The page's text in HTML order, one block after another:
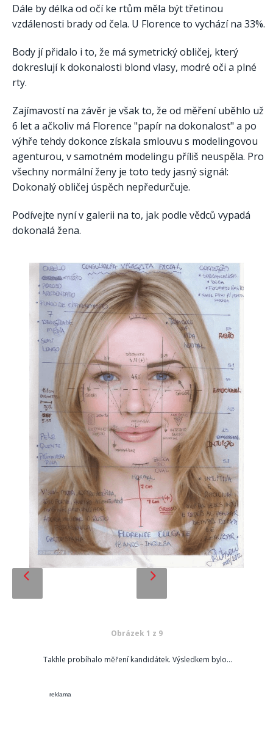
Dále by délka od očí ke rtům měla být třetinou
vzdálenosti brady od čela. U Florence to vychází na 33%.
Body jí přidalo i to, že má symetrický obličej, který
dokreslují k dokonalosti blond vlasy, modré oči a plné
rty.
Zajímavostí na závěr je však to, že od měření uběhlo už
6 let a ačkoliv má Florence "papír na dokonalost" a po
výhře tehdy dokonce získala smlouvu s modelingovou
agenturou, v samotném modelingu příliš neuspěla. Pro
všechny normální ženy je toto tedy jasný signál:
Dokonalý obličej úspěch nepředurčuje.
Podívejte nyní v galerii na to, jak podle vědců vypadá
dokonalá žena.
Obrázek 1 z 9
Takhle probíhalo měření kandidátek. Výsledkem bylo...
reklama